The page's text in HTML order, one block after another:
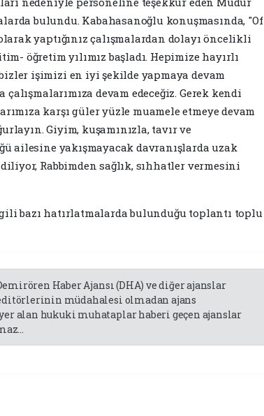
bulundu. Kabahasanoğlu konuşmasında, "Of
yaptığınız çalışmalardan dolayı öncelikli
öğretim yılımız başladı. Hepimize hayırlı
işimizi en iyi şekilde yapmaya devam
devam edeceğiz. Gerek kendi
karşı güler yüzle muamele etmeye devam
Giyim, kuşamınızla, tavır ve
ailesine yakışmayacak davranışlarda uzak
Rabbimden sağlık, sıhhatler vermesini
bazı hatırlatmalarda bulunduğu toplantı toplu
Haber Ajansı (DHA) ve diğer ajanslar
müdahalesi olmadan ajans
alan hukuki muhataplar haberi geçen ajanslar